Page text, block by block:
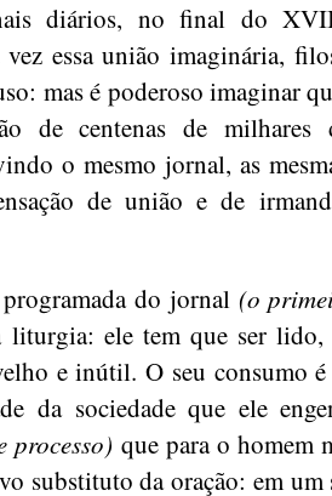
diários, no final do
essa união imaginária,
mas é poderoso imaginar
de centenas de milhares
o mesmo jornal, as
de união e de
do jornal (o
liturgia: ele tem que ser lido,
e inútil. O seu consumo
da sociedade que ele
processo) que para o homem
substituto da oração: em